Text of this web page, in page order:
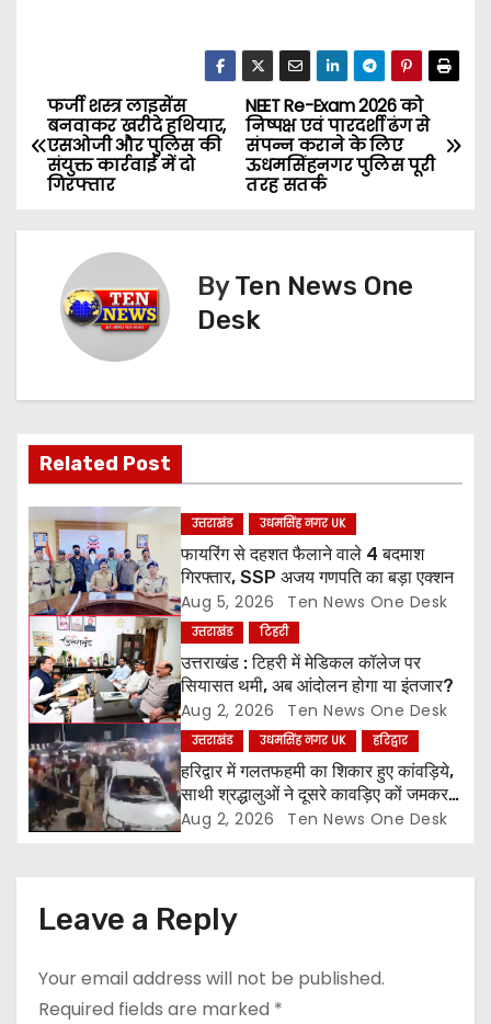
P
o
v
i
g
a
t
i
o
n
NEET Re-Exam 2026 को
निष्पक्ष एवं पारदर्शी ढंग से
संपन्न कराने के लिए
ऊधमसिंहनगर पुलिस पूरी
तरह सतर्क
फर्जी शस्त्र लाइसेंस
बनवाकर खरीदे हथियार,
एसओजी और पुलिस की
संयुक्त कार्रवाई में दो
गिरफ्तार
ByTen News One
Desk
Related Post
उत्तराखंड उधमसिंह नगर UK
फायरिंग से दहशत फैलाने वाले 4 बदमाश
गिरफ्तार, SSP अजय गणपति का बड़ा एक्शन
Aug 5, 2026 Ten News One Desk
उत्तराखंड टिहरी
उत्तराखंड : टिहरी में मेडिकल कॉलेज पर
सियासत थमी, अब आंदोलन होगा या इंतजार?
Aug 2, 2026 Ten News One Desk
उत्तराखंड उधमसिंह नगर UK हरिद्वार
हरिद्वार में गलतफहमी का शिकार हुए कांवड़िये,
साथी श्रद्धालुओं ने दूसरे कावड़िए कों जमकर
पीटा और कार तोड़ी
Aug 2, 2026 Ten News One Desk
Leave a Reply
Your email address will not be published.
Required fields are marked *